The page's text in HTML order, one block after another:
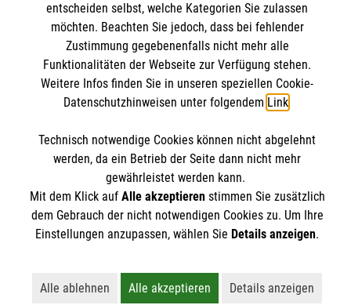
Freiwilligendienst
Forschung & Internationale Projekte
Kontakt
Impressum
Datenschutz
Malteser online
Malteser in Deutschland
Malteser International
Soziale Netzwerke
Das Malteser Bildungszentrum Rettungsdienst gehört
zur Malteser Hilfsdienst gemeinnützigen GmbH.
entscheiden selbst, welche Kategorien Sie zulassen
möchten. Beachten Sie jedoch, dass bei fehlender
Zustimmung gegebenenfalls nicht mehr alle
Funktionalitäten der Webseite zur Verfügung stehen.
Weitere Infos finden Sie in unseren speziellen Cookie-
Datenschutzhinweisen unter folgendem Link.
Technisch notwendige Cookies können nicht abgelehnt
werden, da ein Betrieb der Seite dann nicht mehr
gewährleistet werden kann.
Mit dem Klick auf Alle akzeptierenstimmen Sie zusätzlich
dem Gebrauch der nicht notwendigen Cookies zu. Um Ihre
Einstellungen anzupassen, wählen Sie Details anzeigen.
Alle ablehnen
Alle akzeptieren
Details anzeigen